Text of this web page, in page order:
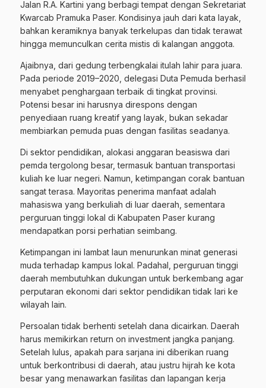
Jalan R.A. Kartini yang berbagi tempat dengan Sekretariat
Kwarcab Pramuka Paser. Kondisinya jauh dari kata layak,
bahkan keramiknya banyak terkelupas dan tidak terawat
hingga memunculkan cerita mistis di kalangan anggota.
Ajaibnya, dari gedung terbengkalai itulah lahir para juara.
Pada periode 2019–2020, delegasi Duta Pemuda berhasil
menyabet penghargaan terbaik di tingkat provinsi.
Potensi besar ini harusnya direspons dengan
penyediaan ruang kreatif yang layak, bukan sekadar
membiarkan pemuda puas dengan fasilitas seadanya.
Di sektor pendidikan, alokasi anggaran beasiswa dari
pemda tergolong besar, termasuk bantuan transportasi
kuliah ke luar negeri. Namun, ketimpangan corak bantuan
sangat terasa. Mayoritas penerima manfaat adalah
mahasiswa yang berkuliah di luar daerah, sementara
perguruan tinggi lokal di Kabupaten Paser kurang
mendapatkan porsi perhatian seimbang.
Ketimpangan ini lambat laun menurunkan minat generasi
muda terhadap kampus lokal. Padahal, perguruan tinggi
daerah membutuhkan dukungan untuk berkembang agar
perputaran ekonomi dari sektor pendidikan tidak lari ke
wilayah lain.
Persoalan tidak berhenti setelah dana dicairkan. Daerah
harus memikirkan return on investment jangka panjang.
Setelah lulus, apakah para sarjana ini diberikan ruang
untuk berkontribusi di daerah, atau justru hijrah ke kota
besar yang menawarkan fasilitas dan lapangan kerja